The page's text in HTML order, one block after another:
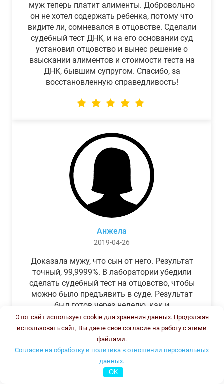
муж теперь платит алименты. Добровольно
он не хотел содержать ребенка, потому что
видите ли, сомневался в отцовстве. Сделали
судебный тест ДНК, и на его основании суд
установил отцовство и вынес решение о
взыскании алиментов и стоимости теста на
ДНК, бывшим супругом. Спасибо, за
восстановленную справедливость!
Анжела
2019-04-26
Доказала мужу, что сын от него. Результат
точный, 99,9999%. В лаборатории убедили
сделать судебный тест на отцовство, чтобы
можно было предъявить в суде. Результат
был готов через неделю, как и
обещали.Теперь муж бегает и извиняется.
Этот сайт использует cookie для хранения данных. Продолжая
использовать сайт, Вы даете свое согласие на работу с этими
файлами.
Согласие на обработку и политика в отношении персональных
данных.
OK